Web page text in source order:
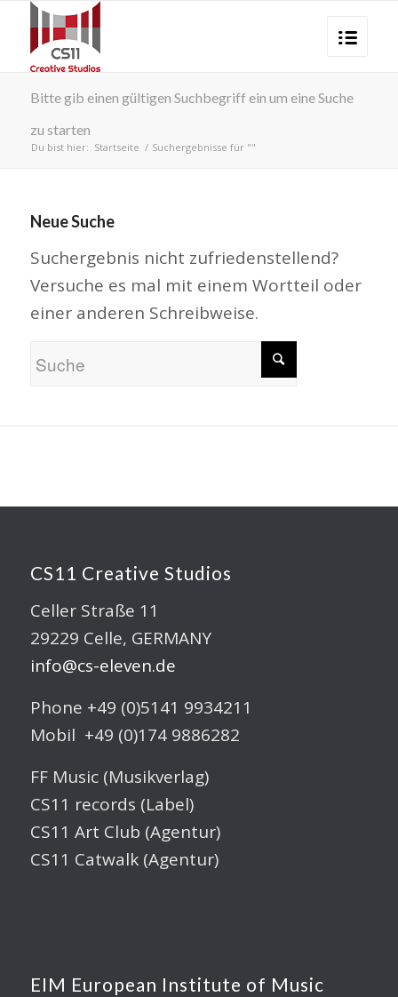
Bitte gib einen gültigen Suchbegriff ein um eine Suche
zu starten
Du bist hier: Startseite / Suchergebnisse für ""
Neue Suche
Suchergebnis nicht zufriedenstellend?
Versuche es mal mit einem Wortteil oder
einer anderen Schreibweise.
CS11 Creative Studios
Celler Straße 11
29229 Celle, GERMANY
info@cs-eleven.de
Phone +49 (0)5141 9934211
Mobil +49 (0)174 9886282
FF Music (Musikverlag)
CS11 records (Label)
CS11 Art Club (Agentur)
CS11 Catwalk (Agentur)
EIM European Institute of Music